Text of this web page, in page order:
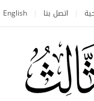
اتصل بنا English